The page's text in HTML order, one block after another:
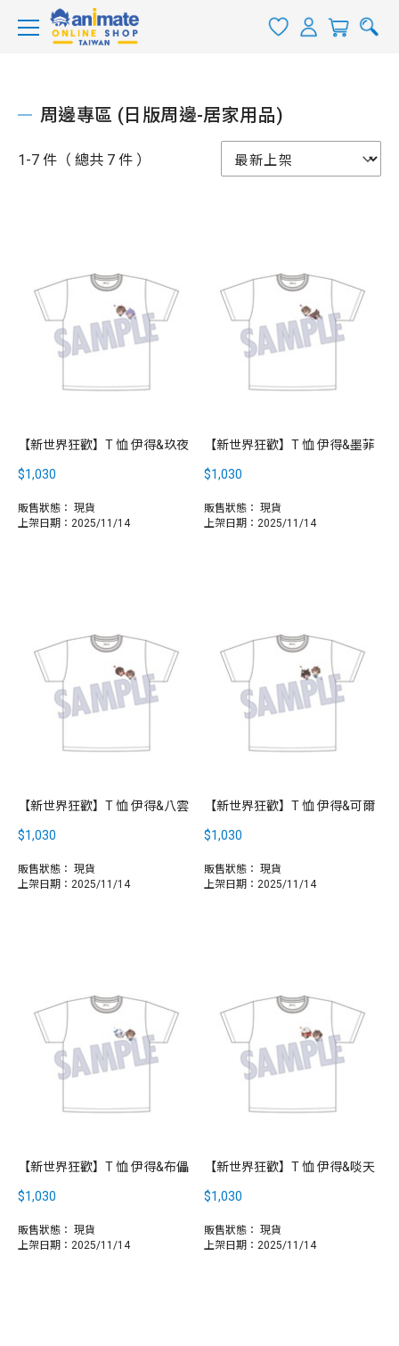
周邊專區 (日版周邊-居家用品)
1-7 件（ 總共 7 件 ）
【新世界狂歡】T 恤 伊得&玖夜
$1,030
販售狀態： 現貨
上架日期：2025/11/14
【新世界狂歡】T 恤 伊得&墨菲
$1,030
販售狀態： 現貨
上架日期：2025/11/14
【新世界狂歡】T 恤 伊得&八雲
$1,030
販售狀態： 現貨
上架日期：2025/11/14
【新世界狂歡】T 恤 伊得&可爾
$1,030
販售狀態： 現貨
上架日期：2025/11/14
【新世界狂歡】T 恤 伊得&布儡
$1,030
販售狀態： 現貨
上架日期：2025/11/14
【新世界狂歡】T 恤 伊得&啖天
$1,030
販售狀態： 現貨
上架日期：2025/11/14